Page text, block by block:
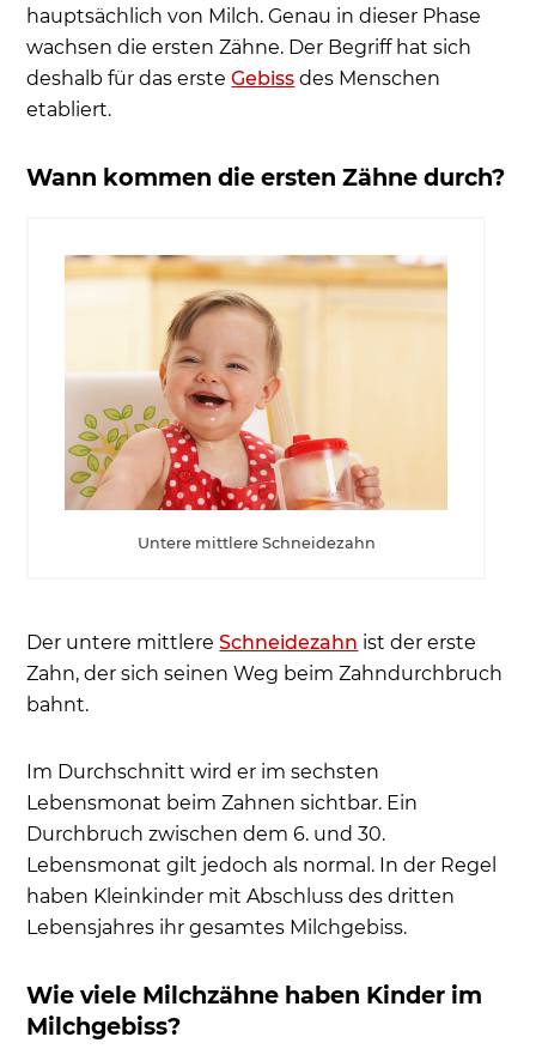
hauptsächlich von Milch. Genau in dieser Phase
wachsen die ersten Zähne. Der Begriff hat sich
deshalb für das ersteGebiss des Menschen
etabliert.
Wann kommen die ersten Zähne durch?
Untere mittlere Schneidezahn
Der untere mittlereSchneidezahn ist der erste
Zahn, der sich seinen Weg beim Zahndurchbruch
bahnt.
Im Durchschnitt wird er im sechsten
Lebensmonat beim Zahnen sichtbar. Ein
Durchbruch zwischen dem 6. und 30.
Lebensmonat gilt jedoch als normal. In der Regel
haben Kleinkinder mit Abschluss des dritten
Lebensjahres ihr gesamtes Milchgebiss.
Wie viele Milchzähne haben Kinder im
Milchgebiss?